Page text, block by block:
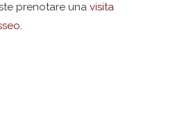
prenotare una visita
.